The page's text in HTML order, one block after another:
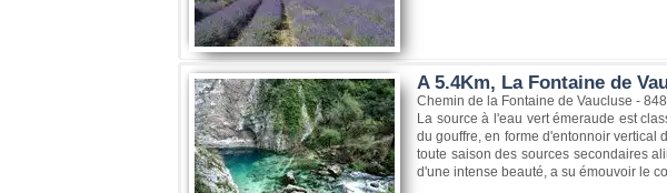
A 5.4Km, La Fontaine de
Chemin de la Fontaine de Vaucluse -
La source à l'eau vert émeraude est
du gouffre, en forme d'entonnoir vertical
toute saison des sources secondaires
d'une intense beauté, a su émouvoir le